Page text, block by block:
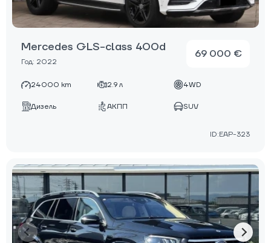
Mercedes GLS-class 400d
Год: 2022
69 000 €
24000 km 2.9 л 4WD
Дизель АКПП SUV
ID:EAP-323